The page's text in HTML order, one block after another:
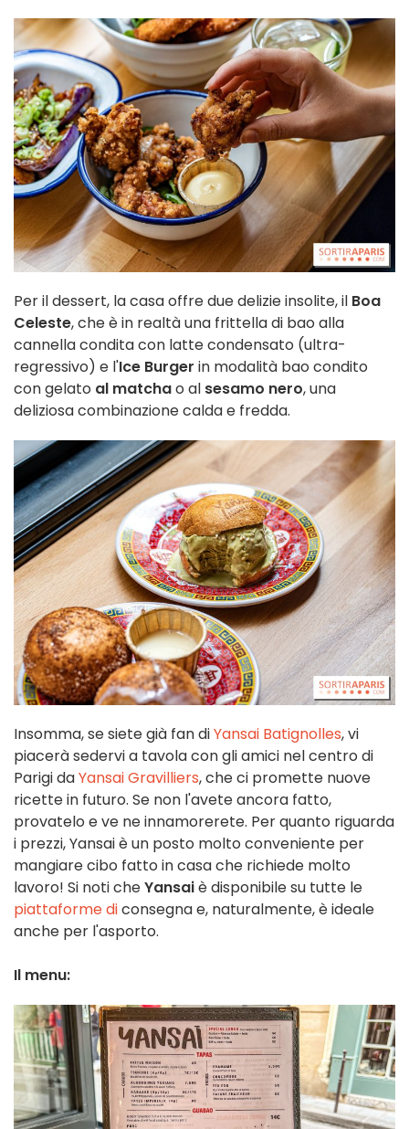
Per il dessert, la casa offre due delizie insolite, il Boa
Celeste, che è in realtà una frittella di bao alla
cannella condita con latte condensato (ultra-
regressivo) e l'Ice Burger in modalità bao condito
con gelato al matchao al sesamo nero, una
deliziosa combinazione calda e fredda.
Insomma, se siete già fan diYansai Batignolles, vi
piacerà sedervi a tavola con gli amici nel centro di
Parigi daYansai Gravilliers, che ci promette nuove
ricette in futuro. Se non l'avete ancora fatto,
provatelo e ve ne innamorerete. Per quanto riguarda
i prezzi, Yansai è un posto molto conveniente per
mangiare cibo fatto in casa che richiede molto
lavoro! Si noti cheYansaiè disponibile su tutte le
piattaforme diconsegna e, naturalmente, è ideale
anche per l'asporto.
Il menu: